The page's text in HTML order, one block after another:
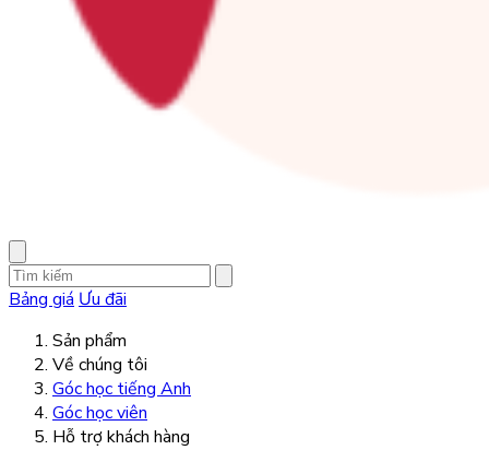
Bảng giá Ưu đãi
Sản phẩm
Về chúng tôi
Góc học tiếng Anh
Góc học viên
Hỗ trợ khách hàng